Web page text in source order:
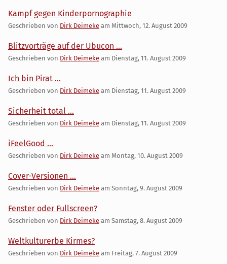
Kampf gegen Kinderpornographie
Geschrieben von Dirk Deimeke am Mittwoch, 12. August 2009
Blitzvorträge auf der Ubucon ...
Geschrieben von Dirk Deimeke am Dienstag, 11. August 2009
Ich bin Pirat ...
Geschrieben von Dirk Deimeke am Dienstag, 11. August 2009
Sicherheit total ...
Geschrieben von Dirk Deimeke am Dienstag, 11. August 2009
iFeelGood ...
Geschrieben von Dirk Deimeke am Montag, 10. August 2009
Cover-Versionen ...
Geschrieben von Dirk Deimeke am Sonntag, 9. August 2009
Fenster oder Fullscreen?
Geschrieben von Dirk Deimeke am Samstag, 8. August 2009
Weltkulturerbe Kirmes?
Geschrieben von Dirk Deimeke am Freitag, 7. August 2009